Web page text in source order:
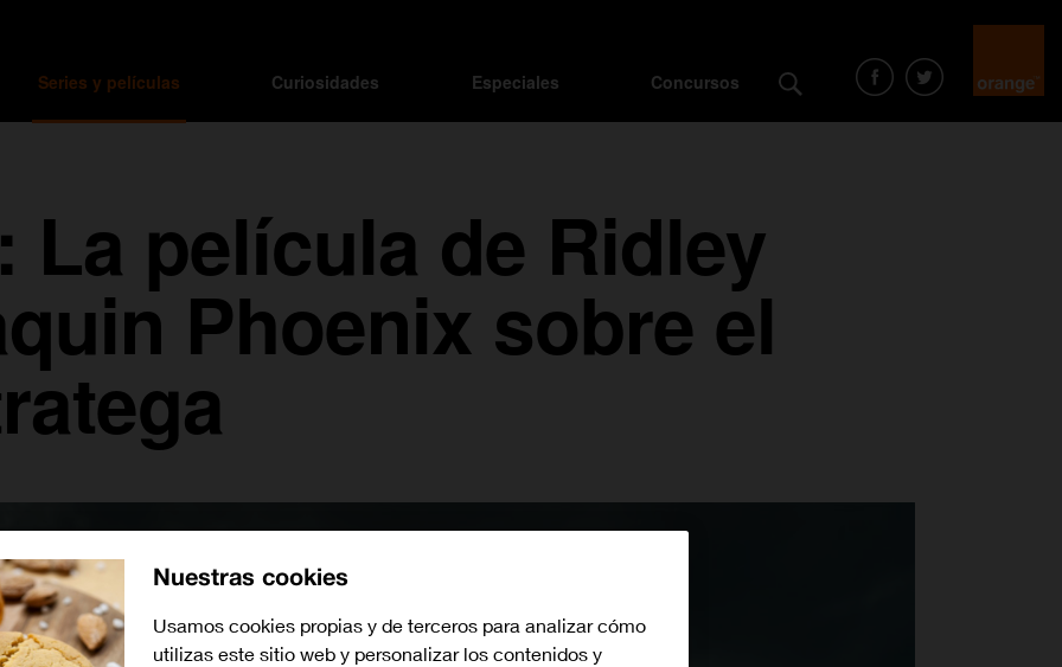
Series y películas Curiosidades Especiales Concursos
La película de Ridley
Phoenix sobre el
Nuestras cookies
Usamos cookies propias y de terceros para analizar cómo
utilizas este sitio web y personalizar los contenidos y